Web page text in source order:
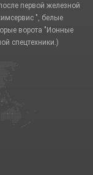
первой железной
", белые
ворота "Ионные
спецтехники.)